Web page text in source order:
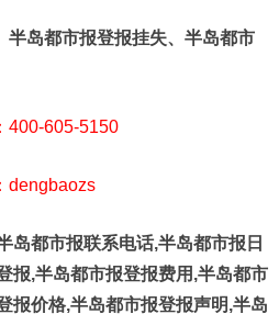
半岛都市报登报挂失、半岛都市
400-605-5150
dengbaozs
岛都市报联系电话,半岛都市报日
报,半岛都市报登报费用,半岛都市
报价格,半岛都市报登报声明,半岛